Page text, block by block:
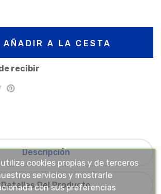
AÑADIR A LA CESTA
recibir
Descripción
Detalles Del Producto
cookies propias y de terceros
servicios y mostrarle
con sus preferencias